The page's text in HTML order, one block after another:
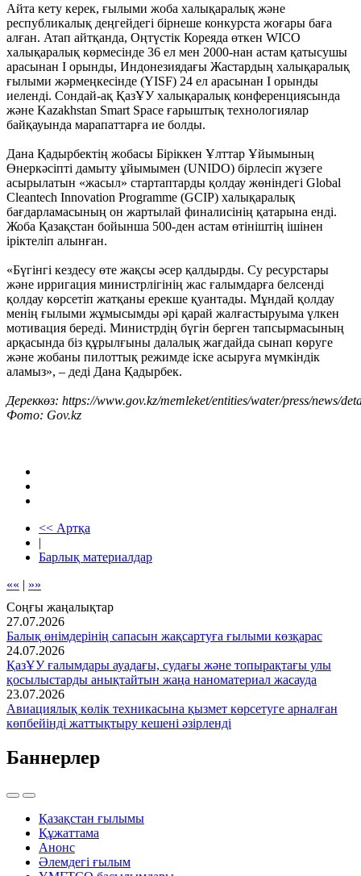
Айта кету керек, ғылыми жоба халықаралық және
республикалық деңгейдегі бірнеше конкурста жоғары баға
алған. Атап айтқанда, Оңтүстік Кореяда өткен WICO
халықаралық көрмесінде 36 ел мен 2000-нан астам қатысушы
арасынан I орынды, Индонезиядағы Жастардың халықаралық
ғылыми жәрмеңкесінде (YISF) 24 ел арасынан I орынды
иеленді. Сондай-ақ ҚазҰУ халықаралық конференциясында
және Kazakhstan Smart Space ғарыштық технологиялар
байқауында марапаттарға ие болды.
Дана Қадырбектің жобасы Біріккен Ұлттар Ұйымының
Өнеркәсіпті дамыту ұйымымен (UNIDO) бірлесіп жүзеге
асырылатын «жасыл» стартаптарды қолдау жөніндегі Global
Cleantech Innovation Programme (GCIP) халықаралық
бағдарламасының он жартылай финалисінің қатарына енді.
Жоба Қазақстан бойынша 500-ден астам өтініштің ішінен
іріктеліп алынған.
«Бүгінгі кездесу өте жақсы әсер қалдырды. Су ресурстары
және ирригация министрлігінің жас ғалымдарға белсенді
қолдау көрсетіп жатқаны ерекше қуантады. Мұндай қолдау
менің ғылыми жұмысымды әрі қарай жалғастыруыма үлкен
мотивация береді. Министрдің бүгін берген тапсырмасының
арқасында біз құрылғыны далалық жағдайда сынап көруге
және жобаны пилоттық режимде іске асыруға мүмкіндік
аламыз», – деді Дана Қадырбек.
Дереккөз: https://www.gov.kz/memleket/entities/water/press/news/
Фото: Gov.kz
<< Артқа
|
Барлық материалдар
«« | »»
Соңғы жаңалықтар
27.07.2026
Балық өнімдерінің сапасын жақсартуға ғылыми көзқарас
24.07.2026
ҚазҰУ ғалымдары ауадағы, судағы және топырақтағы улы
қосылыстарды анықтайтын жаңа наноматериал жасауда
23.07.2026
Авиациялық көлік техникасына қызмет көрсетуге арналған
көпбейінді жаттықтыру кешені әзірленді
Баннерлер
Қазақстан ғылымы
Құжаттама
Анонс
Әлемдегі ғылым